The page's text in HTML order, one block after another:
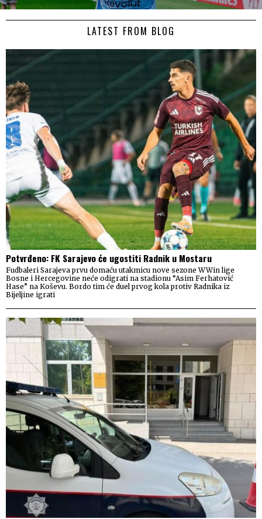
LATEST FROM BLOG
Potvrđeno: FK Sarajevo će ugostiti Radnik u Mostaru
Fudbaleri Sarajeva prvu domaću utakmicu nove sezone WWin lige
Bosne i Hercegovine neće odigrati na stadionu “Asim Ferhatović
Hase” na Koševu. Bordo tim će duel prvog kola protiv Radnika iz
Bijeljine igrati